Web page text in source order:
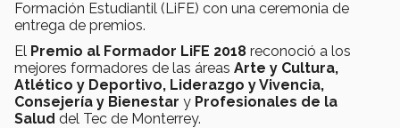
Formación Estudiantil (LiFE) con una ceremonia de
entrega de premios.
El Premio al Formador LiFE 2018 reconoció a los
mejores formadores de las áreas Arte y Cultura,
Atlético y Deportivo, Liderazgo y Vivencia,
Consejería y Bienestar y Profesionales de la
Salud del Tec de Monterrey.